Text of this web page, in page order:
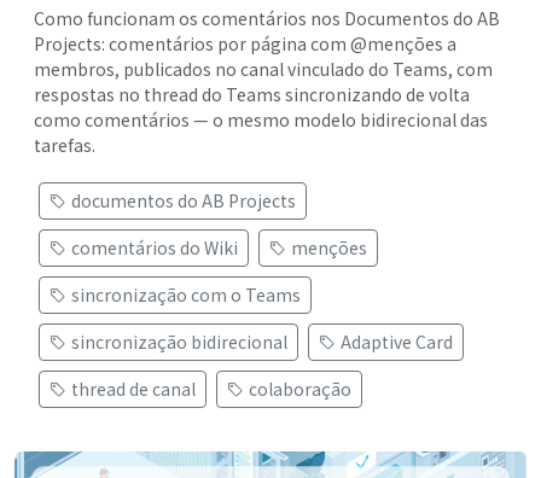
Como funcionam os comentários nos Documentos do AB
Projects: comentários por página com @menções a
membros, publicados no canal vinculado do Teams, com
respostas no thread do Teams sincronizando de volta
como comentários — o mesmo modelo bidirecional das
tarefas.
documentos do AB Projects
comentários do Wiki
menções
sincronização com o Teams
sincronização bidirecional
Adaptive Card
thread de canal
colaboração